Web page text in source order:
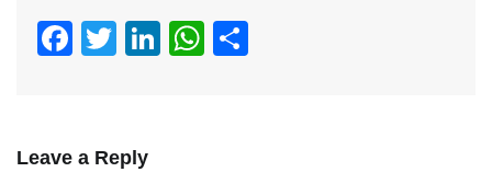
Facebook
Twitter
LinkedIn
WhatsApp
Leave a Reply